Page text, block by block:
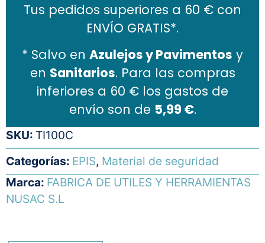
Tus pedidos superiores a 60 € con
ENVÍO GRATIS*.
* Salvo en Azulejos y Pavimentos y
en Sanitarios. Para las compras
inferiores a 60 € los gastos de
envío son de 5,99 €.
SKU: TI100C
Categorías: EPIS, Material de seguridad
Marca: FABRICA DE UTILES Y HERRAMIENTAS
NUSAC S.L